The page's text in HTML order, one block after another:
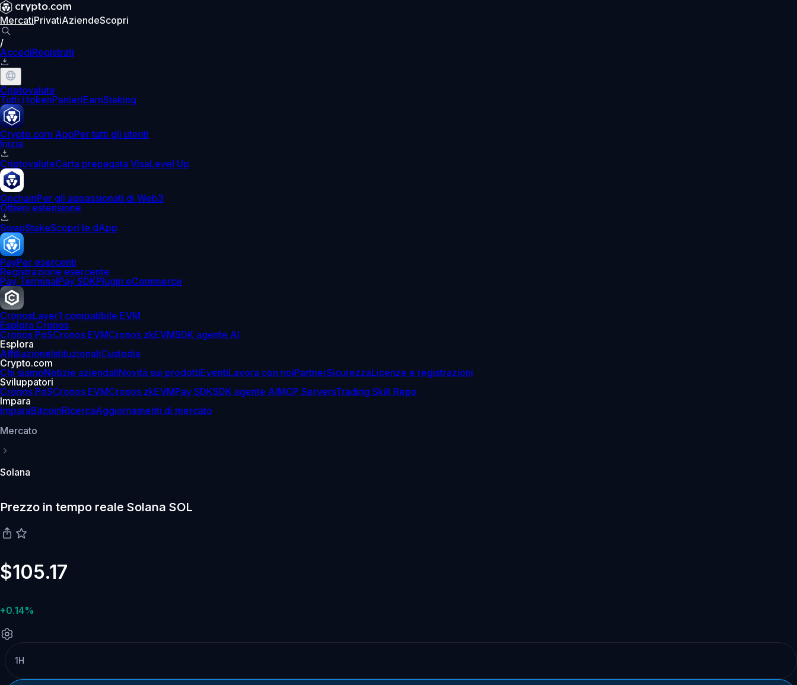
MercatiPrivatiAziendeScopri
/
AccediRegistrati
Criptovalute
Tutti i tokenPanieriEarnStaking
Crypto.com AppPer tutti gli utenti
Inizia
CriptovaluteCarta prepagata VisaLevel Up
OnchainPer gli appassionati di Web3
Ottieni estensione
SwapStakeScopri le dApp
PayPer esercenti
Registrazione esercente
Pay TerminalPay SDKPlugin eCommerce
CronosLayer1 compatibile EVM
Esplora Cronos
Cronos PoSCronos EVMCronos zkEVMSDK agente AI
Esplora
AffiliazioneIstituzionaliCustodia
Crypto.com
Chi siamoNotizie aziendaliNovità sui prodottiEventiLavora con noiPartnerSicurezzaLicenze e registrazioni
Sviluppatori
Cronos PoSCronos EVMCronos zkEVMPay SDKSDK agente AIMCP ServersTrading Skill Repo
Impara
ImparaBitcoinRicercaAggiornamenti di mercato
Mercato
Solana
Prezzo in tempo reale Solana SOL
$105.17
+0.14%
1H